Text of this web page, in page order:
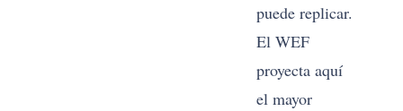
puede replicar.
El WEF
proyecta aquí
el mayor